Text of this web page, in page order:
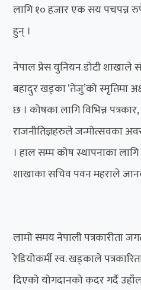
लागि १० हजार एक सय पचपन्न
हुन् ।
नेपाल प्रेस युनियन डोटी शाखाले
बहादुर खड्का ‘तेजु’को स्मृतिमा
छ । कोषका लागि विभिन्न पत्रकार,
राजनीतिज्ञहरुले जन्मोत्सवका
। हाल सम्म कोष स्थापनाका
शाखाका सचिव पवन महराले
लामो समय नेपाली पत्रकारीता
रेडियोकर्मी स्व. खड्काले
दिएको योगदानको कदर गर्दै